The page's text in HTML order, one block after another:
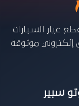
غيار السيارات
إلكتروني موثوقة
سبير